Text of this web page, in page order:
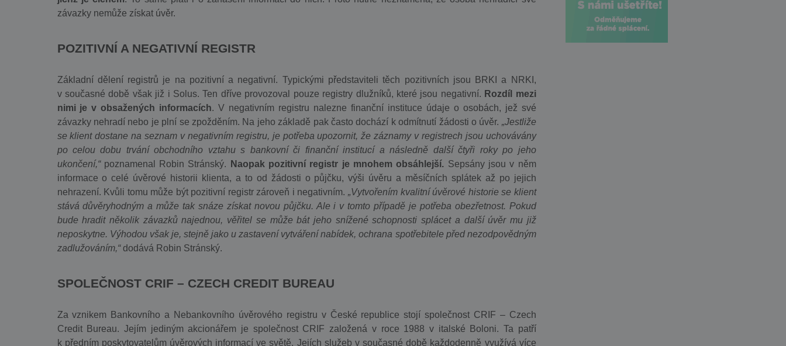
závazky nemůže získat úvěr.
POZITIVNÍ A NEGATIVNÍ REGISTR
Základní dělení registrů je na pozitivní a negativní. Typickými představiteli těch pozitivních jsou BRKI a NRKI,
v současné době však již i Solus. Ten dříve provozoval pouze registry dlužníků, které jsou negativní. Rozdíl mezi
nimi je v obsažených informacích. V negativním registru nalezne finanční instituce údaje o osobách, jež své
závazky nehradí nebo je plní se zpožděním. Na jeho základě pak často dochází k odmítnutí žádosti o úvěr. „Jestliže
se klient dostane na seznam v negativním registru, je potřeba upozornit, že záznamy v registrech jsou uchovávány
po celou dobu trvání obchodního vztahu s bankovní či finanční institucí a následně další čtyři roky po jeho
ukončení,“poznamenal Robin Stránský. Naopak pozitivní registr je mnohem obsáhlejší. Sepsány jsou v něm
informace o celé úvěrové historii klienta, a to od žádosti o půjčku, výši úvěru a měsíčních splátek až po jejich
nehrazení. Kvůli tomu může být pozitivní registr zároveň i negativním. „Vytvořením kvalitní úvěrové historie se klient
stává důvěryhodným a může tak snáze získat novou půjčku. Ale i v tomto případě je potřeba obezřetnost. Pokud
bude hradit několik závazků najednou, věřitel se může bát jeho snížené schopnosti splácet a další úvěr mu již
neposkytne. Výhodou však je, stejně jako u zastavení vytváření nabídek, ochrana spotřebitele před nezodpovědným
zadlužováním,“dodává Robin Stránský.
SPOLEČNOST CRIF – CZECH CREDIT BUREAU
Za vznikem Bankovního a Nebankovního úvěrového registru v České republice stojí společnost CRIF – Czech
Credit Bureau. Jejím jediným akcionářem je společnost CRIF založená v roce 1988 v italské Boloni. Ta patří
k předním poskytovatelům úvěrových informací ve světě. Jejích služeb v současné době každodenně využívá více